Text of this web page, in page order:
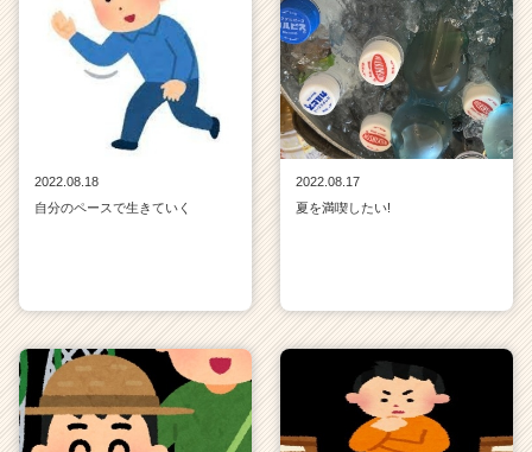
2022.08.18
自分のペースで生きていく
2022.08.17
夏を満喫したい!